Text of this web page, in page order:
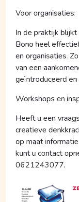
Voor organisaties:
In de praktijk
Bono heel
en organisaties.
van een
geïntroduceerd
Workshops en
Heeft u een
creatieve
op maat
kunt u contact
0621243077.